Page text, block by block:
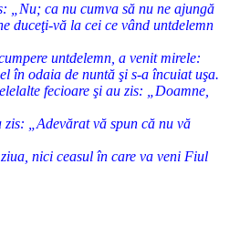
„Nu; ca nu cumva să nu ne ajungă
duceţi-vă la cei ce vând untdelemn
untdelemn, a venit mirele:
în odaia de nuntă şi s-a încuiat uşa.
fecioare şi au zis: „Doamne,
„Adevărat vă spun că nu vă
nici ceasul în care va veni Fiul